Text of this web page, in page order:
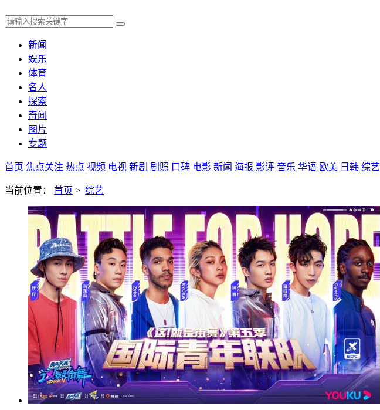
新闻
娱乐
体育
名人
探索
奇闻
图片
专题
首页 焦点关注 热点 视频 电视 新剧 剧照 口碑 电影 新闻 海报 影评 音乐 华语 欧美 日韩 综艺
当前位置： 首页 > 综艺